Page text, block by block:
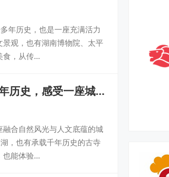
年历史，也是一座充满活力
观，也有湖南博物院、太平
食，从传…
历史，感受一座城市
合自然风光与人文底蕴的城
，也有承载千年历史的古寺
也能体验…